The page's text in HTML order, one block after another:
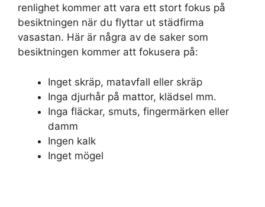
renlighet kommer att vara ett stort fokus på
besiktningen när du flyttar ut städfirma
vasastan. Här är några av de saker som
besiktningen kommer att fokusera på:
Inget skräp, matavfall eller skräp
Inga djurhår på mattor, klädsel mm.
Inga fläckar, smuts, fingermärken eller
damm
Ingen kalk
Inget mögel